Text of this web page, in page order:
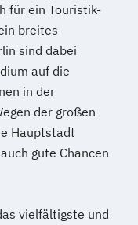
für ein Touristik-
breites
sind dabei
auf die
in der
der großen
Hauptstadt
gute Chancen
vielfältigste und